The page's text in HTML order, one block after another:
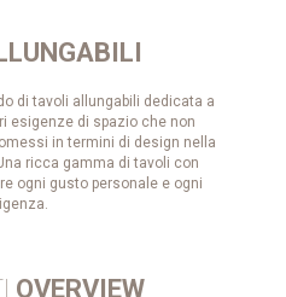
di tavoli allungabili dedicata a
esigenze di spazio che non
in termini di design nella
ricca gamma di tavoli con
ogni gusto personale e ogni
OVERVIEW